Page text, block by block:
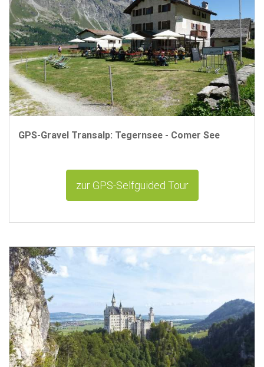
GPS-Gravel Transalp: Tegernsee - Comer See
zur GPS-Selfguided Tour